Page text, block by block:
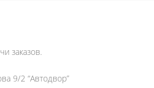
заказов.
9/2 “Автодвор”